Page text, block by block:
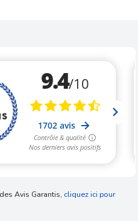
Avis Garantis, cliquez ici pour